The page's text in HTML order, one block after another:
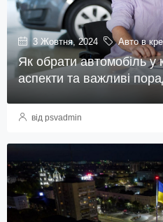
3 Жовтня, 2024 Авто в
Як обрати автомобіль у
аспекти та важливі
від psvadmin